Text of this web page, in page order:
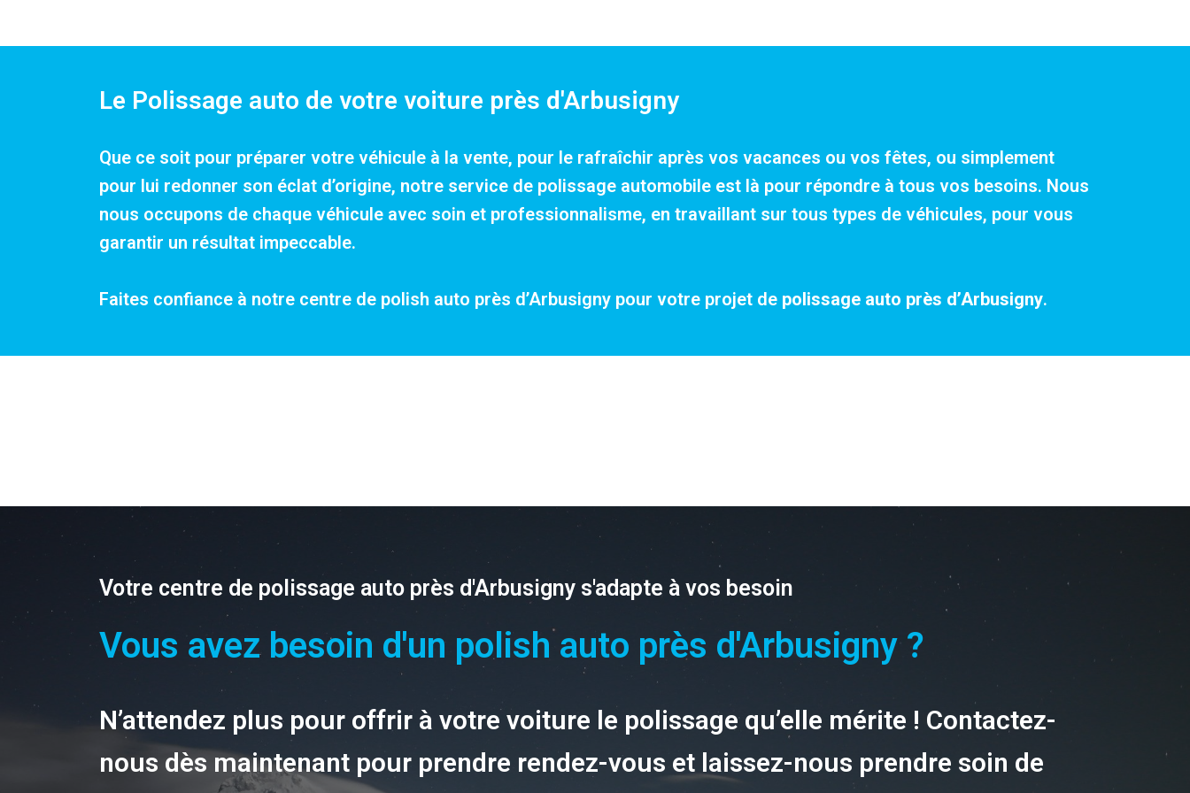
Le Polissage auto de votre voiture près d'Arbusigny
Que ce soit pour préparer votre véhicule à la vente, pour le rafraîchir après vos vacances ou vos fêtes, ou simplement
pour lui redonner son éclat d’origine, notre service de polissage automobile est là pour répondre à tous vos besoins. Nous
nous occupons de chaque véhicule avec soin et professionnalisme, en travaillant sur tous types de véhicules, pour vous
garantir un résultat impeccable.
Faites confiance à notre centre de polish auto près d’Arbusigny pour votre projet de polissage auto près d’Arbusigny.
Votre centre de polissage auto près d'Arbusigny s'adapte à vos besoin
Vous avez besoin d'un polish auto près d'Arbusigny ?
N’attendez plus pour offrir à votre voiture le polissage qu’elle mérite ! Contactez-
nous dès maintenant pour prendre rendez-vous et laissez-nous prendre soin de